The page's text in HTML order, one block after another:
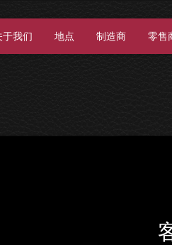
于我们 地点 制造商 零售